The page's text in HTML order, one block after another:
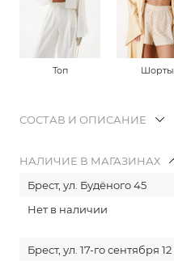
Топ Шорты
СОСТАВ И ОПИСАНИЕ
НАЛИЧИЕ В МАГАЗИНАХ
Брест, ул. Будёного 45
Нет в наличии
Брест, ул. 17-го сентября 12